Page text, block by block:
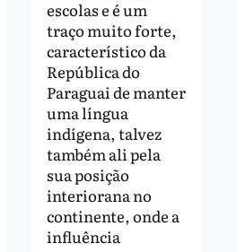
escolas e é um
traço muito forte,
característico da
República do
Paraguai de manter
uma língua
indígena, talvez
também ali pela
sua posição
interiorana no
continente, onde a
influência